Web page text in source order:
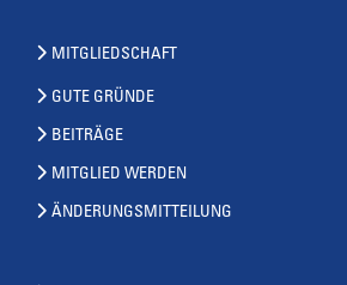
MITGLIEDSCHAFT
GUTE GRÜNDE
BEITRÄGE
MITGLIED WERDEN
ÄNDERUNGSMITTEILUNG